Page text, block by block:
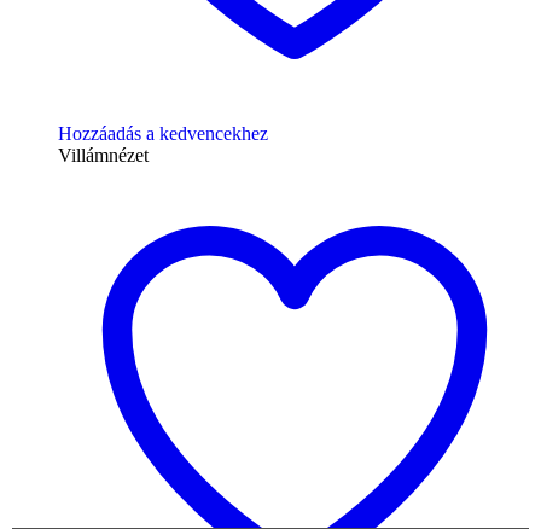
Hozzáadás a kedvencekhez
Villámnézet